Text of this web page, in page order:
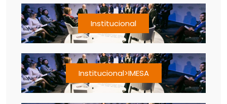
Institucional
Institucional>IMESA